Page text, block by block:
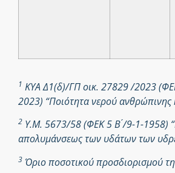
1 ΚΥΑ Δ1(δ)/ΓΠ οικ. 27829 /2023
2023) “Ποιότητα νερού ανθρώπινης
2 Υ.Μ. 5673/58 (ΦΕΚ 5 Β ́/9-1-1958)
απολυμάνσεως των υδάτων των
3 Όριο ποσοτικού προσδιορισμού